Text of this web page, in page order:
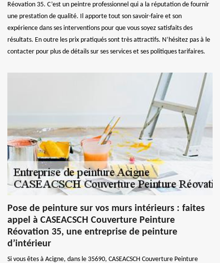
Réovation 35. C’est un peintre professionnel qui a la réputation de fournir
une prestation de qualité. Il apporte tout son savoir-faire et son
expérience dans ses interventions pour que vous soyez satisfaits des
résultats. En outre les prix pratiqués sont très attractifs. N’hésitez pas à le
contacter pour plus de détails sur ses services et ses politiques tarifaires.
Pose de peinture sur vos murs intérieurs : faites
appel à CASEACSCH Couverture Peinture
Réovation 35, une entreprise de peinture
d’intérieur
Si vous êtes à Acigne, dans le 35690, CASEACSCH Couverture Peinture